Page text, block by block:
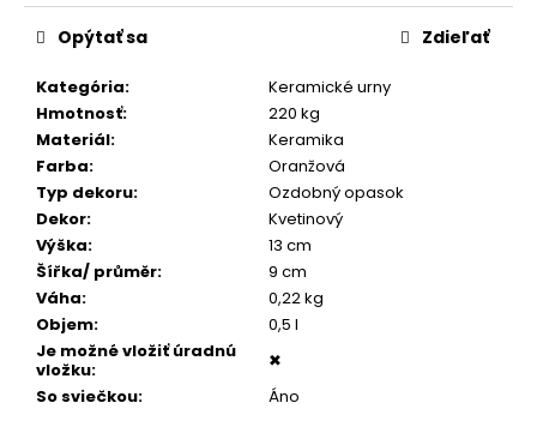
cena:
Kategória:
Keramické urny
Hmotnosť:
220 kg
Materiál:
Keramika
Farba:
Oranžová
Typ dekoru:
Ozdobný opasok
Dekor:
Kvetinový
Výška:
13 cm
Šířka/ průměr:
9 cm
Váha:
0,22 kg
Objem:
0,5 l
Je možné vložiť úradnú
vložku:
✖
So sviečkou: Áno
Opýtať sa Zdieľať
o
č
a
m
e
STROM
ŽIVOTA
MEDAILÓNIK
POPOLOM
€199